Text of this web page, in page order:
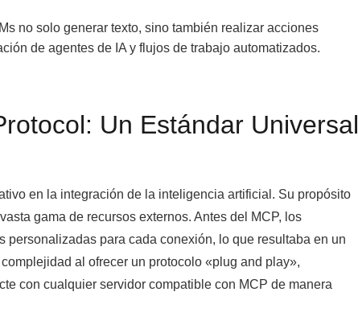
no solo generar texto, sino también realizar acciones
de agentes de IA y flujos de trabajo automatizados.
Un Estándar Universal
en la integración de la inteligencia artificial. Su propósito
gama de recursos externos. Antes del MCP, los
para cada conexión, lo que resultaba en un
al ofrecer un protocolo «plug and play»,
con cualquier servidor compatible con MCP de manera